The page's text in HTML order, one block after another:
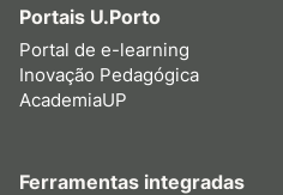
Portais U.Porto
Portal de e-learning
Inovação Pedagógica
AcademiaUP
Ferramentas integradas